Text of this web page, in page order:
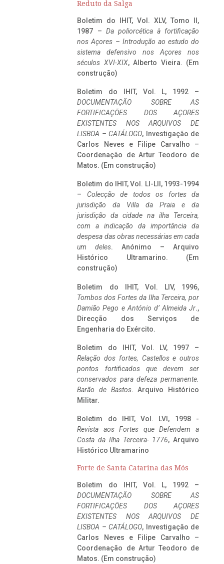
Reduto da Salga
Boletim do IHIT, Vol. XLV, Tomo II,
1987 – Da poliorcética à fortificação
nos Açores – Introdução ao estudo do
sistema defensivo nos Açores nos
séculos XVI-XIX, Alberto Vieira. (Em
construção)
Boletim do IHIT, Vol. L, 1992 –
DOCUMENTAÇÃO SOBRE AS
FORTIFICAÇÕES DOS AÇORES
EXISTENTES NOS ARQUIVOS DE
LISBOA – CATÁLOGO, Investigação de
Carlos Neves e Filipe Carvalho –
Coordenação de Artur Teodoro de
Matos. (Em construção)
Boletim do IHIT, Vol. LI-LII, 1993-1994
– Colecção de todos os fortes da
jurisdição da Villa da Praia e da
jurisdição da cidade na ilha Terceira,
com a indicação da importância da
despesa das obras necessárias em cada
um deles. Anónimo – Arquivo
Histórico Ultramarino. (Em
construção)
Boletim do IHIT, Vol. LIV, 1996,
Tombos dos Fortes da Ilha Terceira, por
Damião Pego e António d’ Almeida Jr.,
Direcção dos Serviços de
Engenharia do Exército.
Boletim do IHIT, Vol. LV, 1997 –
Relação dos fortes, Castellos e outros
pontos fortificados que devem ser
conservados para defeza permanente.
Barão de Bastos. Arquivo Histórico
Militar.
Boletim do IHIT, Vol. LVI, 1998 -
Revista aos Fortes que Defendem a
Costa da Ilha Terceira- 1776, Arquivo
Histórico Ultramarino
Forte de Santa Catarina das Mós
Boletim do IHIT, Vol. L, 1992 –
DOCUMENTAÇÃO SOBRE AS
FORTIFICAÇÕES DOS AÇORES
EXISTENTES NOS ARQUIVOS DE
LISBOA – CATÁLOGO, Investigação de
Carlos Neves e Filipe Carvalho –
Coordenação de Artur Teodoro de
Matos. (Em construção)